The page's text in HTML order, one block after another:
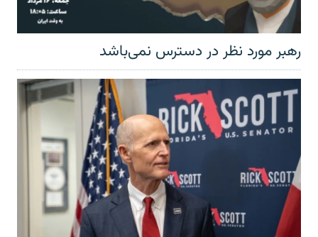
رهبر مورد نظر در دسترس نمی‌باشد